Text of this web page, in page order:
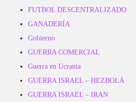
FUTBOL DESCENTRALIZADO
GANADERÍA
Gobierno
GUERRA COMERCIAL
Guerra en Ucrania
GUERRA ISRAEL – HEZBOLÁ
GUERRA ISRAEL – IRAN